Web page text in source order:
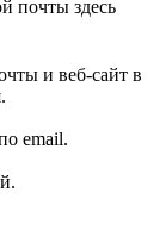
почты здесь
и веб-сайт в
email.